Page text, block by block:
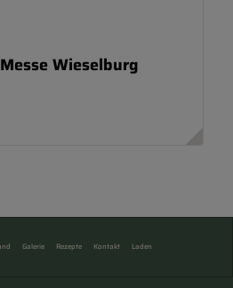
Wieselburg
Galerie Rezepte Kontakt Laden